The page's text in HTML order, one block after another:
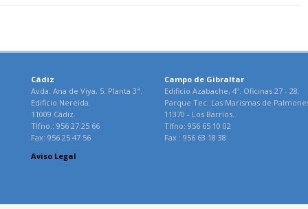
Cádiz
Avda. Ana de Viya, 5. Planta 3ª.
Edificio Nereida.
11009 Cádiz.
Tlfno.: 956 27 25 66
Fax: 956 25 47 56
Campo de Gibraltar
Edificio Azabache, 4º. Oficinas 27 - 28.
Parque Tec. Las Marismas de
11370 - Los Barrios.
Tlfno: 956 65 10 02
Fax : 956 63 18 38
Aviso Legal